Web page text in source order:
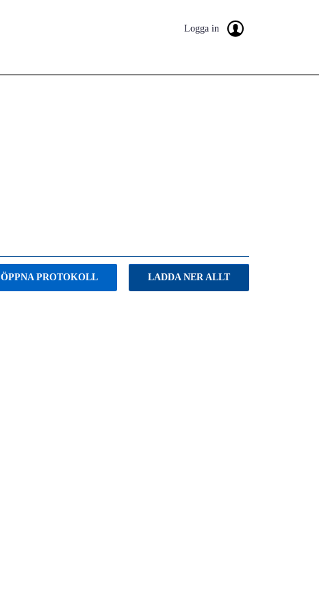
Logga in
ÖPPNA PROTOKOLL LADDA NER ALLT